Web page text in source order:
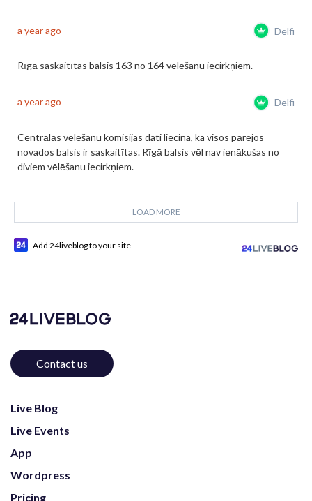
a year ago Delfi
Rīgā saskaitītas balsis 163 no 164 vēlēšanu iecirkņiem.
a year ago Delfi
Centrālās vēlēšanu komisijas dati liecina, ka visos pārējos
novados balsis ir saskaitītas. Rīgā balsis vēl nav ienākušas no
diviem vēlēšanu iecirkņiem.
LOAD MORE
Add 24liveblog to your site
Contact us
Live Blog
Live Events
App
Wordpress
Pricing